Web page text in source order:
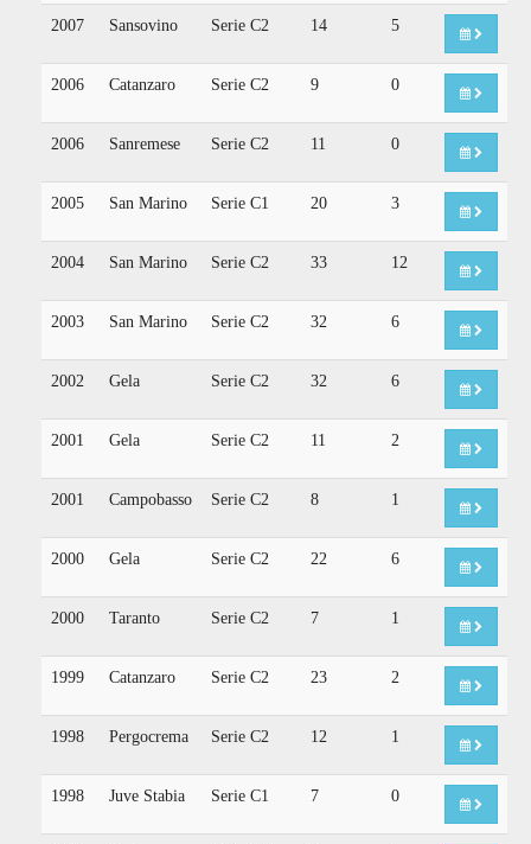
2007 Sansovino Serie C2 14 5
2006 Catanzaro Serie C2 9 0
2006 Sanremese Serie C2 11 0
2005 San Marino Serie C1 20 3
2004 San Marino Serie C2 33 12
2003 San Marino Serie C2 32 6
2002 Gela Serie C2 32 6
2001 Gela Serie C2 11 2
2001 Campobasso Serie C2 8 1
2000 Gela Serie C2 22 6
2000 Taranto Serie C2 7 1
1999 Catanzaro Serie C2 23 2
1998 Pergocrema Serie C2 12 1
1998 Juve Stabia Serie C1 7 0